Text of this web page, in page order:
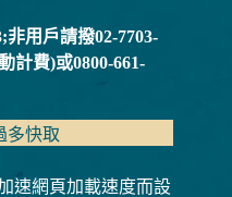
用戶請撥02-7703-
計費)或0800-661-
多快取
速網頁加載速度而設